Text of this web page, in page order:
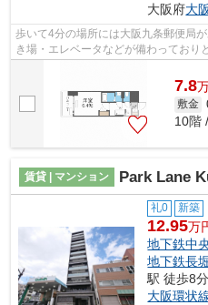
大阪府大
歩いて4分の場所には大阪九条郵便局
き場・エレベータなどが備わっており
なたには、外観タイル張りのマンショ
7.8
敷金
10階
賃貸 | マンション Park Lane
礼0 新築
12.95万
地下鉄中
地下鉄長
駅 徒歩8分
大阪環状